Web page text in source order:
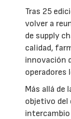
Tras 25
volver a
de supply
calidad,
innovación
operadores
Más allá de
objetivo del